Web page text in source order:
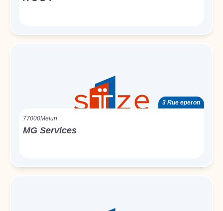
3 Rue eperon
77000Melun
MG Services